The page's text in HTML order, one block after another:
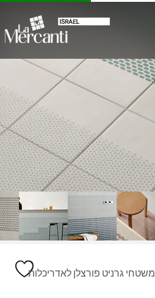
משטחי גרניט פורצלן לאדריכלות